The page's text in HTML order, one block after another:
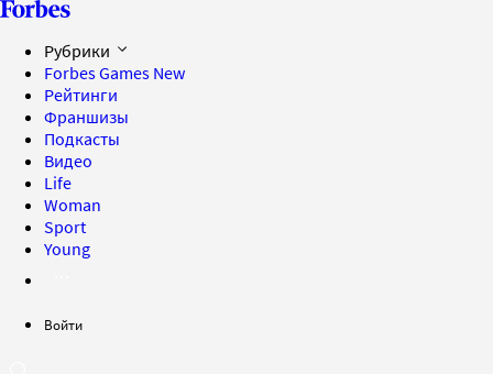
Рубрики
Forbes Games New
Рейтинги
Франшизы
Подкасты
Видео
Life
Woman
Sport
Young
Войти